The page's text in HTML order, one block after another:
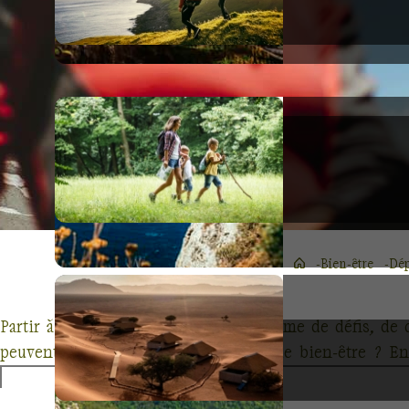
Bien-être
Partir à l'aventure est souvent synonyme de défis, de
peuvent également être une source de bien-être ?
reconnecter avec la nature et de trouver un équilibre